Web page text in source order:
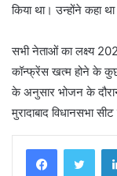
किया था। उन्होंने कहा
सभी नेताओं का लक्ष्य
कॉन्फ्रेंस खत्म होने के कुछ
के अनुसार भोजन के
मुरादाबाद विधानसभा